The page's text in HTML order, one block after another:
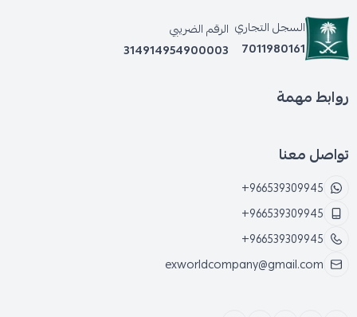
السجل التجاري
7011980161
الرقم الضريبي
314914954900003
روابط مهمة
تواصل معنا
+966539309945
+966539309945
+966539309945
exworldcompany@gmail.com